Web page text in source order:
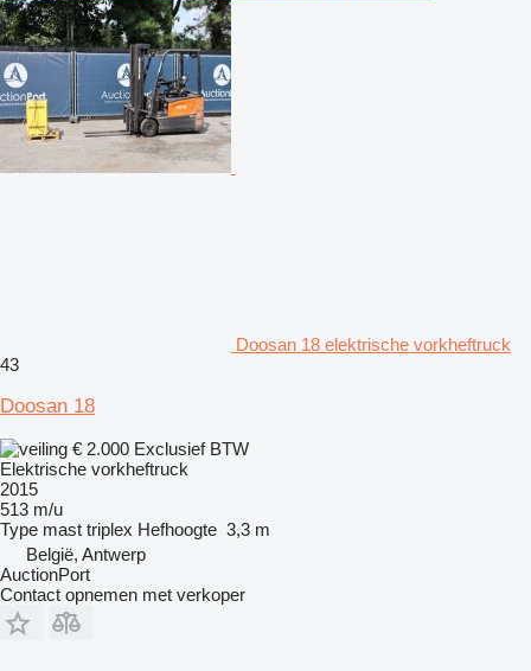
Doosan 18 elektrische vorkheftruck
43
Doosan 18
€ 2.000 Exclusief BTW
Elektrische vorkheftruck
2015
513 m/u
Type mast triplex Hefhoogte 3,3 m
België, Antwerp
AuctionPort
Contact opnemen met verkoper